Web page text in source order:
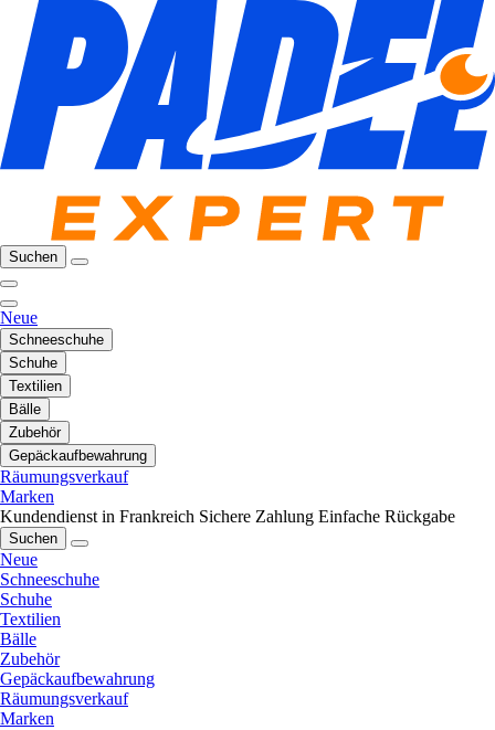
Suchen
Neue
Schneeschuhe
Schuhe
Textilien
Bälle
Zubehör
Gepäckaufbewahrung
Räumungsverkauf
Marken
Kundendienst in Frankreich Sichere Zahlung Einfache Rückgabe
Suchen
Neue
Schneeschuhe
Schuhe
Textilien
Bälle
Zubehör
Gepäckaufbewahrung
Räumungsverkauf
Marken